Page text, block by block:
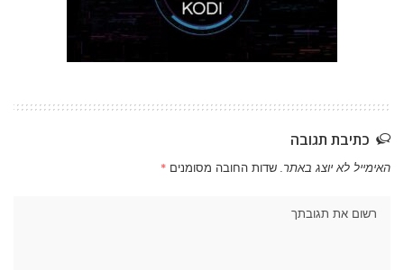
כתיבת תגובה
האימייל לא יוצג באתר. שדות החובה מסומנים *